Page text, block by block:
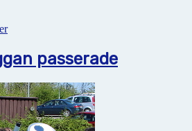
passerade